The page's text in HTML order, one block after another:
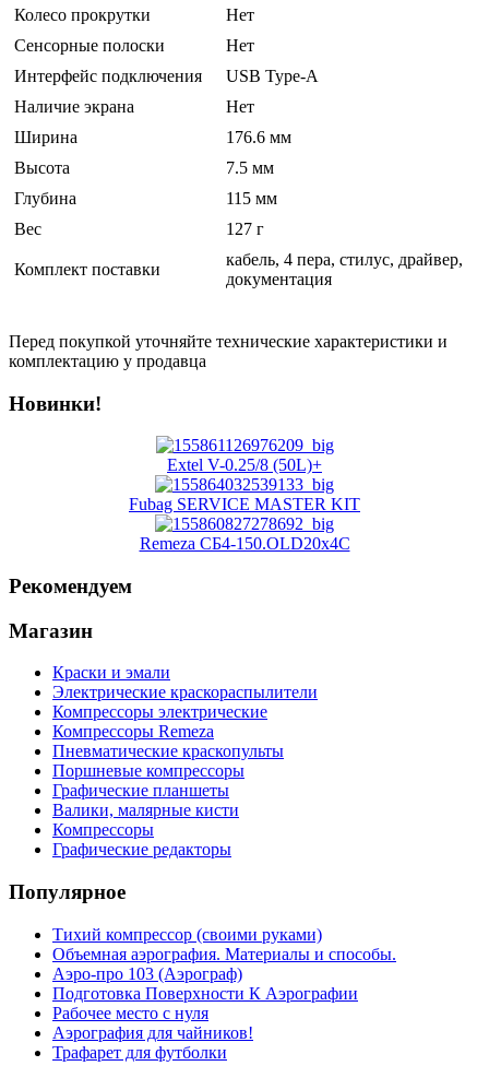
Колесо прокрутки
Нет
Сенсорные полоски
Нет
Интерфейс подключения
USB Type-A
Наличие экрана
Нет
Ширина
176.6 мм
Высота
7.5 мм
Глубина
115 мм
Вес
127 г
Комплект поставки
кабель, 4 пера, стилус, драйвер,
документация
Перед покупкой уточняйте технические характеристики и
комплектацию у продавца
Новинки!
Extel V-0.25/8 (50L)+
Fubag SERVICE MASTER KIT
Remeza СБ4-150.OLD20x4C
Рекомендуем
Магазин
Краски и эмали
Электрические краскораспылители
Компрессоры электрические
Компрессоры Remeza
Пневматические краскопульты
Поршневые компрессоры
Графические планшеты
Валики, малярные кисти
Компрессоры
Графические редакторы
Популярное
Тихий компрессор (своими руками)
Объемная аэрография. Материалы и способы.
Аэро-про 103 (Аэрограф)
Подготовка Поверхности К Аэрографии
Рабочее место с нуля
Аэрография для чайников!
Трафарет для футболки